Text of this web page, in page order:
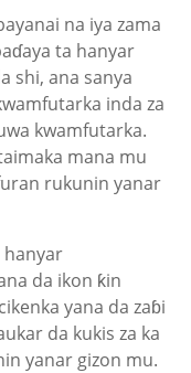
na iya zama
ta hanyar
shi, ana sanya
inda za
kwamfutarka.
mana mu
rukunin yanar
hanyar
da ikon ƙin
yana da zaɓi
da kukis za ka
yanar gizon mu.